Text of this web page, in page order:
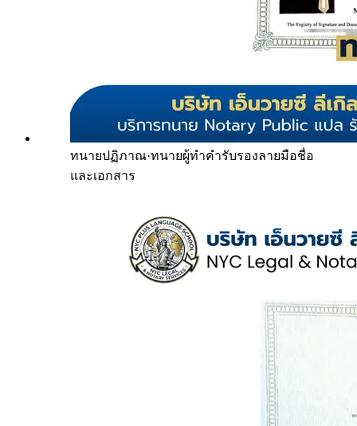
ทนายปฏิภาณ·ทนายผู้ทำคำรับรองลายมือชื่อ
และเอกสาร